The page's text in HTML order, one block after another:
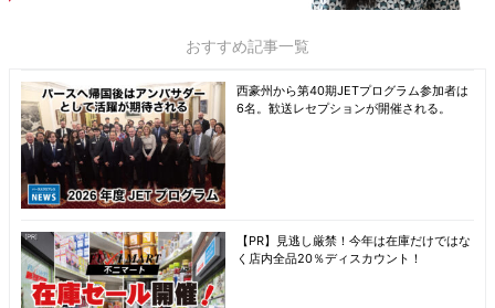
おすすめ記事一覧
西豪州から第40期JETプログラム参加者は
6名。歓送レセプションが開催される。
【PR】見逃し厳禁！今年は在庫だけではな
く店内全品20％ディスカウント！